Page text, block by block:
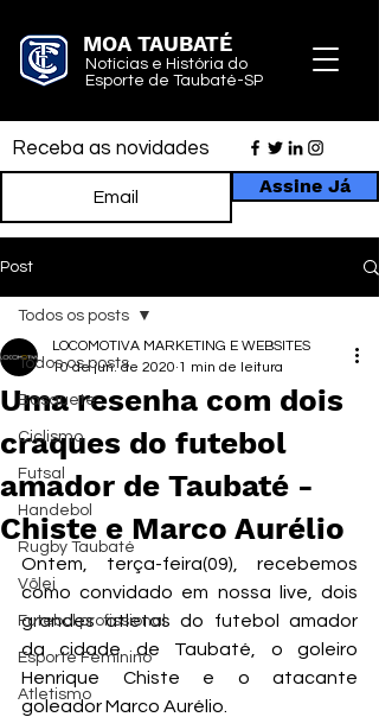
MOA TAUBATÉ
Notícias e História do
Esporte de Taubaté-SP
Receba as novidades
Assine Já
Post
Todos os posts
Basquete
Ciclismo
Futsal
Handebol
Rugby Taubaté
Vôlei
Futebol profissional
Esporte Feminino
Atletismo
Todos os posts
Uma resenha com dois
craques do futebol
amador de Taubaté -
Chiste e Marco Aurélio
LOCOMOTIVA MARKETING E WEBSITES
10 de jun. de 2020 1 min de leitura
Ontem, terça-feira(09), recebemos
como convidado em nossa live, dois
grandes atletas do futebol amador
da cidade de Taubaté, o goleiro
Henrique Chiste e o atacante
goleador Marco Aurélio.